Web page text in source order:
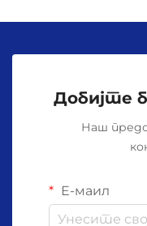
Добијте
Наш
Е-маил